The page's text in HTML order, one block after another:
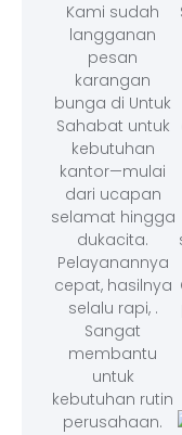
Kami sudah
langganan
pesan
karangan
bunga di Untuk
Sahabat untuk
kebutuhan
kantor—mulai
dari ucapan
selamat hingga
dukacita.
Pelayanannya
cepat, hasilnya
selalu rapi, .
Sangat
membantu
untuk
kebutuhan rutin
perusahaan.